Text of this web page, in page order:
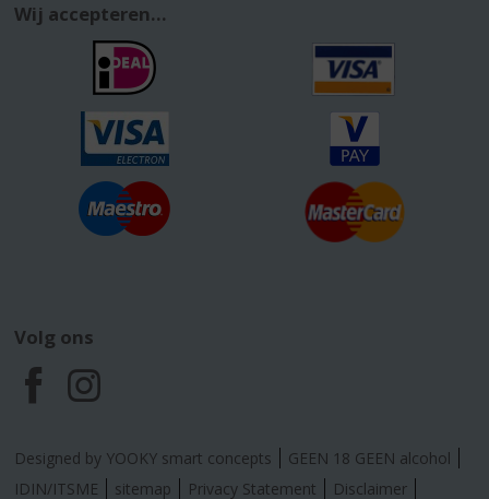
Wij accepteren...
Volg ons
F
a
I
n
Designed by YOOKY smart concepts
GEEN 18 GEEN alcohol
IDIN/ITSME
sitemap Privacy Statement Disclaimer